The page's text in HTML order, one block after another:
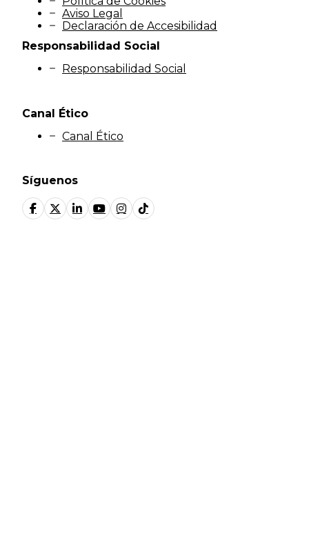
Aviso Legal
Declaración de Accesibilidad
Síguenos
Responsabilidad Social
Responsabilidad Social
Canal Ético
Canal Ético